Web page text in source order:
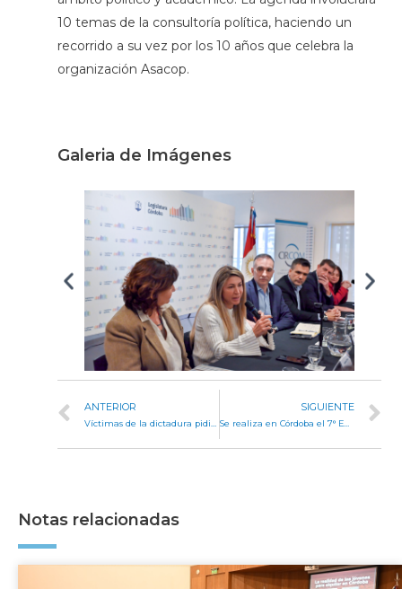
10 temas de la consultoría política, haciendo un
recorrido a su vez por los 10 años que celebra la
organización Asacop.
Galeria de Imágenes
ANTERIOR SIGUIENTE
Se realiza en Córdoba el 7° Encuentro de Comisiones Federales de Legislaturas Conectadas
Notas relacionadas